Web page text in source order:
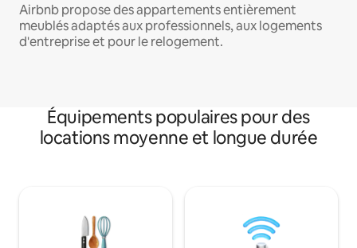
Airbnb propose des appartements entièrement
meublés adaptés aux professionnels, aux logements
d'entreprise et pour le relogement.
Équipements populaires pour des
locations moyenne et longue durée